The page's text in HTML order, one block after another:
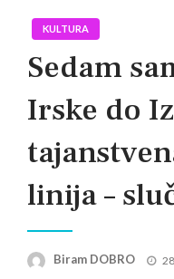
KULTURA
Sedam
Irske do
linija –
Biram DOBRO